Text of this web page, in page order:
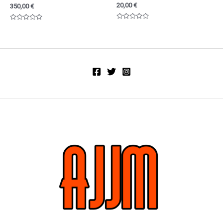
350,00€
5
20,00€
5